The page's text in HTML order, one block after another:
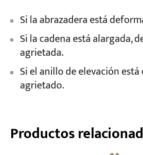
Si la abrazadera está
Si la cadena está alargada,
agrietada.
Si el anillo de elevación
agrietado.
Productos